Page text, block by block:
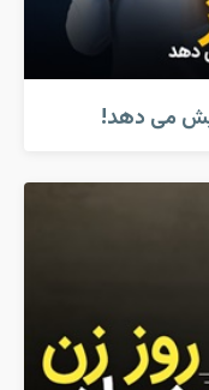
می دهد!